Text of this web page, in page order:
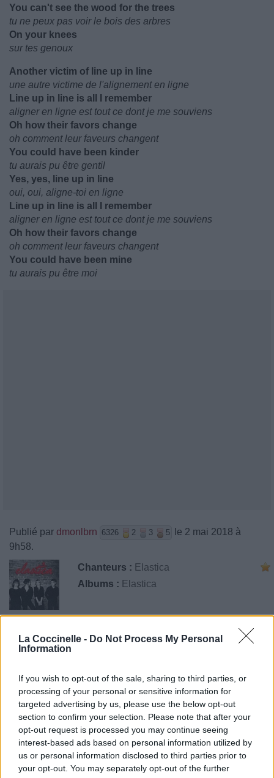
La Coccinelle - Do Not Process My Personal
Information
If you wish to opt-out of the sale, sharing to third parties, or
processing of your personal or sensitive information for
targeted advertising by us, please use the below opt-out
section to confirm your selection. Please note that after your
opt-out request is processed you may continue seeing
interest-based ads based on personal information utilized by
us or personal information disclosed to third parties prior to
your opt-out. You may separately opt-out of the further
You can't see the wood for the trees
tu ne peux pas voir le bois des arbres
On your knees
sur tes genoux
Another victim of line up in line
une autre victime de l'alignement en ligne
Line up in line is all I remember
aligner en ligne est tout ce dont je me souviens
Oh how their favors change
oh comment leur faveurs changent
You could have been kinder
tu aurais pu être gentil
Yes, yes, line up in line
oui, oui, aligne-toi en ligne
Line up in line is all I remember
aligner en ligne est tout ce dont je me souviens
Oh how their favors change
oh comment leur faveurs changent
You could have been mine
tu aurais pu être moi
Publié par dmonlbrn 6326 2 3 5
le 2 mai 2018 à
9h58.
Chanteurs : Elastica
Albums : Elastica
⇑
Paroles + Traduction Téléchargement
Vidéos
Pour prolonger le plaisir musical :
Vous aimez chanter, apprenez la guitare chez
Télécharger légalement les MP3 sur